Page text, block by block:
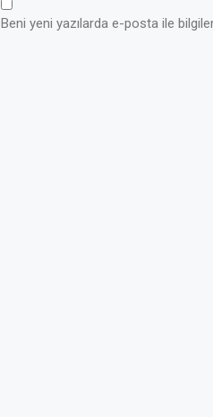
Beni yeni yazılarda e-posta ile